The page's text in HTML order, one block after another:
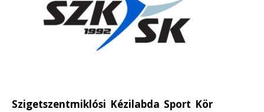
Szigetszentmiklósi Kézilabda Sport Kör